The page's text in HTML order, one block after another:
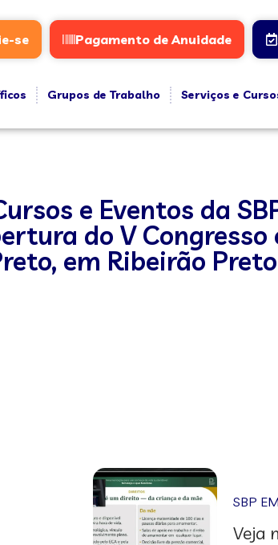
se Pagamento de Anuidade
Grupos de Trabalho Serviços e
e Eventos da
do V Congresso
em Ribeirão Preto
SBP
Veja